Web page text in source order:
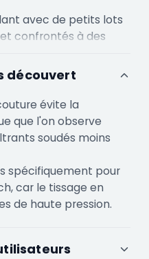
avec de petits lots
confrontés à des
de haute
fiable et sans
manuelle ou
découvert
évite la
que l'on observe
soudés moins
spécifiquement pour
car le tissage en
de haute pression.